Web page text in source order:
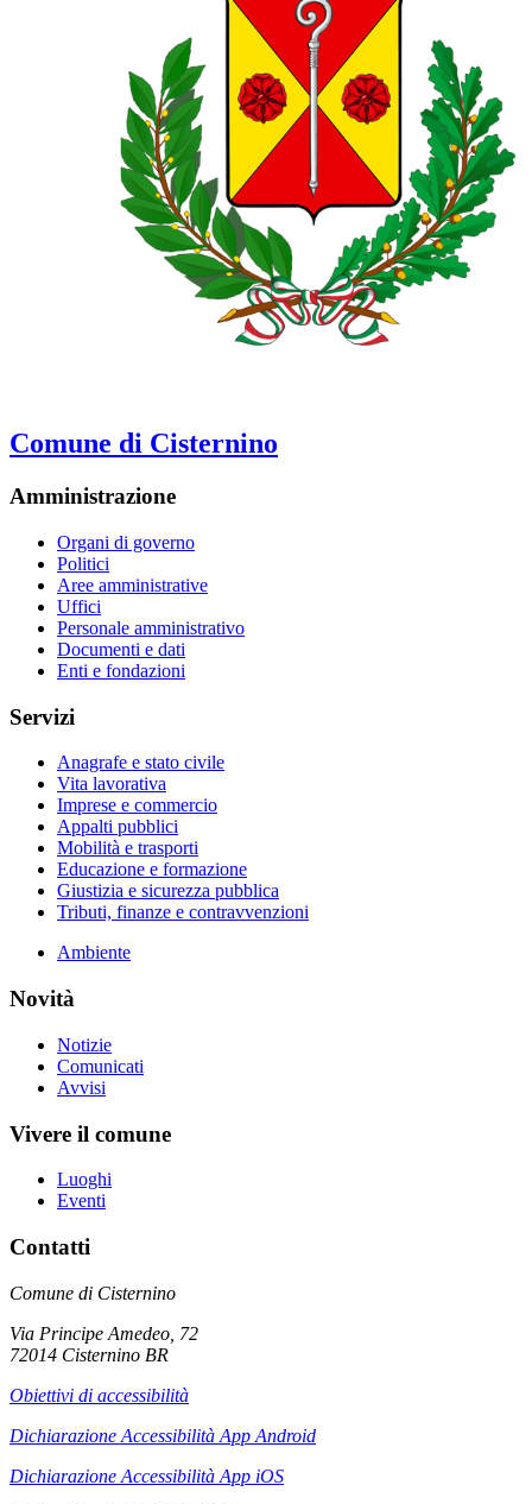
Comune di Cisternino
Amministrazione
Organi di governo
Politici
Aree amministrative
Uffici
Personale amministrativo
Documenti e dati
Enti e fondazioni
Servizi
Anagrafe e stato civile
Vita lavorativa
Imprese e commercio
Appalti pubblici
Mobilità e trasporti
Educazione e formazione
Giustizia e sicurezza pubblica
Tributi, finanze e contravvenzioni
Ambiente
Novità
Notizie
Comunicati
Avvisi
Vivere il comune
Luoghi
Eventi
Contatti
Comune di Cisternino
Via Principe Amedeo, 72
72014 Cisternino BR
Obiettivi di accessibilità
Dichiarazione Accessibilità App Android
Dichiarazione Accessibilità App iOS